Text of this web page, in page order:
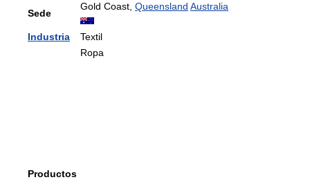
Sede
Gold Coast, Queensland Australia
Industria Textil
Productos
Ropa